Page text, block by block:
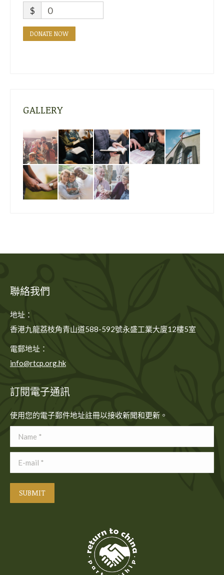
$ 0
DONATE NOW
GALLERY
聯絡我們
地址：
香港九龍荔枝角青山道588-592號永盛工業大廈12樓5室
電郵地址：
info@rtcp.org.hk
訂閱電子通訊
使用您的電子郵件地址註冊以接收新聞和更新。
Name *
E-mail *
SUBMIT